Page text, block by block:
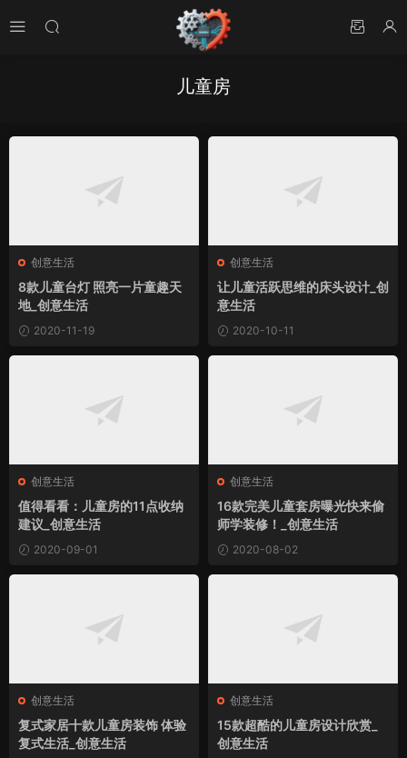
儿童房
创意生活
8款儿童台灯 照亮一片童趣天
地_创意生活
2020-11-19
创意生活
让儿童活跃思维的床头设计_创
意生活
2020-10-11
创意生活
值得看看：儿童房的11点收纳
建议_创意生活
2020-09-01
创意生活
16款完美儿童套房曝光快来偷
师学装修！_创意生活
2020-08-02
创意生活
复式家居十款儿童房装饰 体验
复式生活_创意生活
创意生活
15款超酷的儿童房设计欣赏_
创意生活